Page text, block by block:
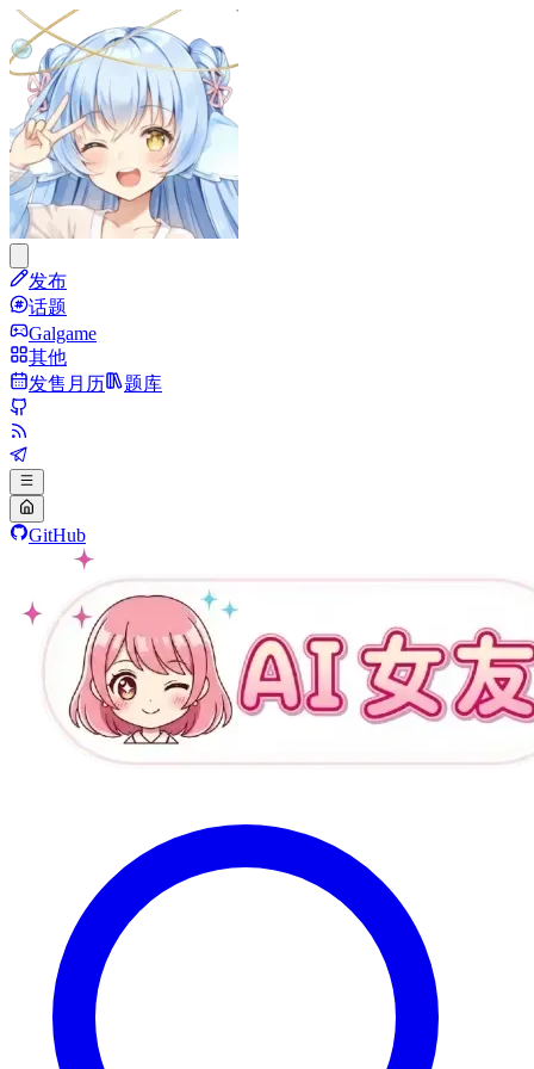
发布
话题
Galgame
其他
发售月历
题库
GitHub